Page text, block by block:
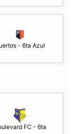
- 6ta Azul
FC - 6ta